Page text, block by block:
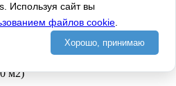
0 м2)
Используя сайт вы
файлов cookie
Хорошо, принимаю